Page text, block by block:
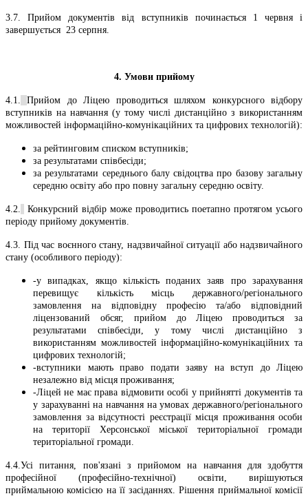
3.7. Прийом документів від вступників починається 1 червня і
завершується 23 серпня.
4. Умови прийому
4.1.
Прийом до Ліцею проводиться шляхом конкурсного відбору
вступників на навчання (у тому числі дистанційно з використанням
можливостей інформаційно-комунікаційних та цифрових технологій):
за рейтинговим списком вступників;
за результатами співбесіди;
за результатами середнього балу свідоцтва про базову загальну
середню освіту або про повну загальну середню освіту.
4.2.
Конкурсний відбір може проводитись поетапно протягом усього
періоду прийому документів.
4.3. Під час воєнного стану, надзвичайної ситуації або надзвичайного
стану (особливого періоду):
-у випадках, якщо кількість поданих заяв про зарахування
перевищує кількість місць державного/регіонального
замовлення на відповідну професію та/або відповідний
ліцензований обсяг, прийом до Ліцею проводиться за
результатами співбесіди, у тому числі дистанційно з
використанням можливостей інформаційно-комунікаційних та
цифрових технологій;
-вступники мають право подати заяву на вступ до Ліцею
незалежно від місця проживання;
-Ліцей не має права відмовити особі у прийнятті документів та
у зарахуванні на навчання на умовах державного/регіонального
замовлення за відсутності реєстрації місця проживання особи
на території Херсонської міської територіальної громади
територіальної громади.
4.4.Усі питання, пов'язані з прийомом на навчання для здобуття
професійної (професійно-технічної) освіти, вирішуються
приймальною комісією на її засіданнях. Рішення приймальної комісії